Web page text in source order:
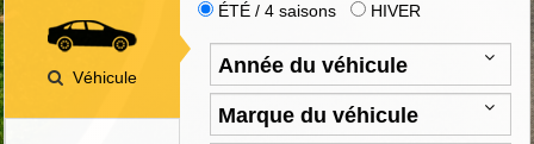
Véhicule
ÉTÉ / 4 saisons HIVER